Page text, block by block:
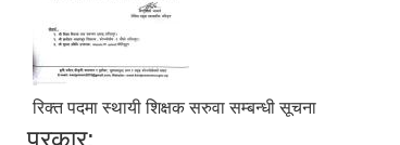
रिक्त पदमा स्थायी शिक्षक सरुवा सम्बन्धी सूचना
प्रकार: